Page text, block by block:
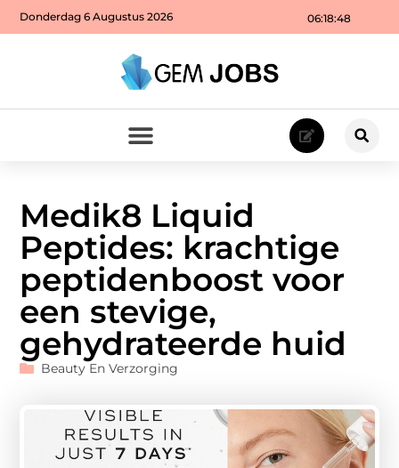
06:18:50
Donderdag 6 Augustus 2026
Medik8 Liquid
Peptides: krachtige
peptidenboost voor
een stevige,
gehydrateerde huid
Beauty En Verzorging